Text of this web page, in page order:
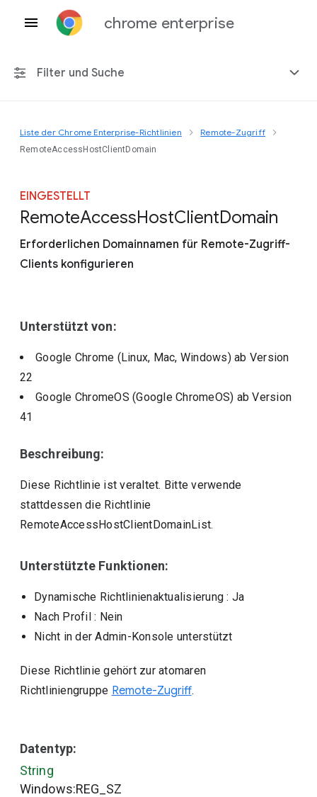
chrome enterprise
Filter und Suche
Alle Plattformen
Einschließlich eingestellter Richtlinien
Liste der Chrome Enterprise-Richtlinien Remote-Zugriff
RemoteAccessHostClientDomain
EINGESTELLT
RemoteAccessHostClientDomain
Erforderlichen Domainnamen für Remote-Zugriff-
Clients konfigurieren
Unterstützt von:
Google Chrome (Linux, Mac, Windows)ab Version
22
Google ChromeOS (Google ChromeOS) ab Version
41
Beschreibung:
Diese Richtlinie ist veraltet. Bitte verwende
stattdessen die Richtlinie
RemoteAccessHostClientDomainList.
Unterstützte Funktionen:
Dynamische Richtlinienaktualisierung : Ja
Nach Profil : Nein
Nicht in der Admin-Konsole unterstützt
Diese Richtlinie gehört zur atomaren
Richtliniengruppe Remote-Zugriff.
Datentyp:
String
Windows:REG_SZ